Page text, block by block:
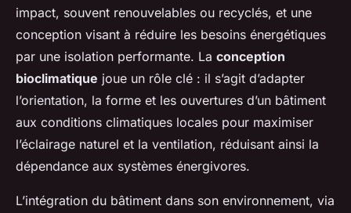
impact, souvent renouvelables ou recyclés, et une
conception visant à réduire les besoins énergétiques
par une isolation performante. La conception
bioclimatique joue un rôle clé : il s’agit d’adapter
l’orientation, la forme et les ouvertures d’un bâtiment
aux conditions climatiques locales pour maximiser
l’éclairage naturel et la ventilation, réduisant ainsi la
dépendance aux systèmes énergivores.
L’intégration du bâtiment dans son environnement, via